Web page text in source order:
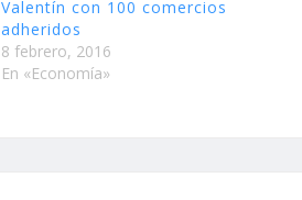
Valentín con 100 comercios
adheridos
8 febrero, 2016
En «Economía»